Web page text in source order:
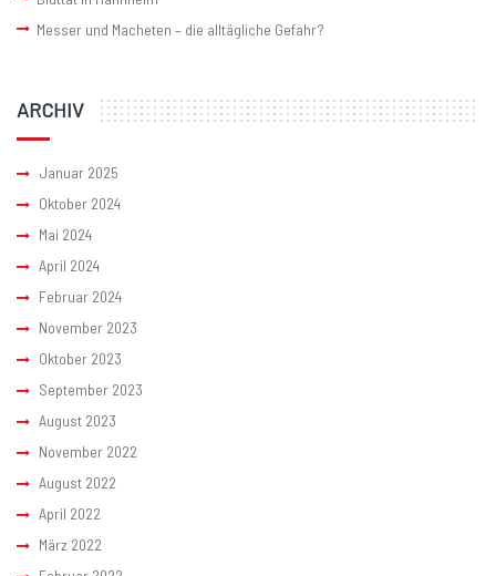
Messer und Macheten – die alltägliche Gefahr?
ARCHIV
Januar 2025
Oktober 2024
Mai 2024
April 2024
Februar 2024
November 2023
Oktober 2023
September 2023
August 2023
November 2022
August 2022
April 2022
März 2022